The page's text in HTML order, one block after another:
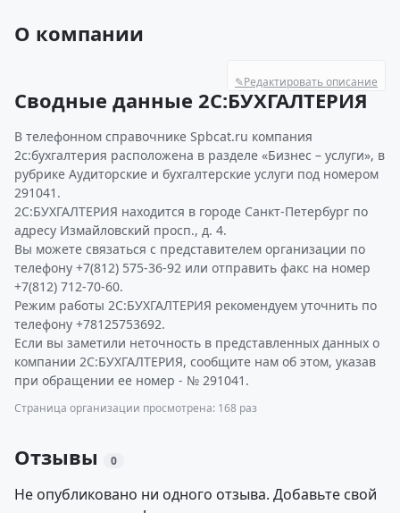
О компании
✎Редактировать описание
Сводные данные 2С:БУХГАЛТЕРИЯ
В телефонном справочнике Spbcat.ru компания
2с:бухгалтерия расположена в разделе «Бизнес – услуги», в
рубрике Аудиторские и бухгалтерские услуги под номером
291041.
2С:БУХГАЛТЕРИЯ находится в городе Санкт-Петербург по
адресу Измайловский просп., д. 4.
Вы можете связаться с представителем организации по
телефону +7(812) 575-36-92 или отправить факс на номер
+7(812) 712-70-60.
Режим работы 2С:БУХГАЛТЕРИЯ рекомендуем уточнить по
телефону +78125753692.
Если вы заметили неточность в представленных данных о
компании 2С:БУХГАЛТЕРИЯ, сообщите нам об этом, указав
при обращении ее номер - № 291041.
Страница организации просмотрена: 168 раз
Отзывы 0
Не опубликовано ни одного отзыва. Добавьте свой